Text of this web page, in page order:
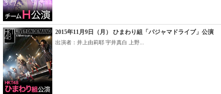
2015年11月9日（月） ひまわり組「パジャマドライブ」公演
出演者：井上由莉耶 宇井真白 上野...